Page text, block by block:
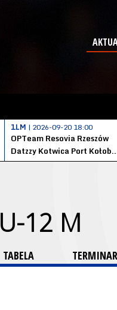
1LM | 2026-09-20 18:00
OPTeam Resovia Rzeszów
Datzzy
U-12 M
TABELA